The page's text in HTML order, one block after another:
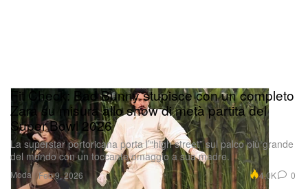
Moda
Fit Check: Bad Bunny stupisce con un completo
Zara su misura allo show di metà partita del
Super Bowl 2026
La superstar portoricana porta l’“high street” sul palco più grande
del mondo con un toccante omaggio a sua madre.
Feb 9, 2026 4.0K 0